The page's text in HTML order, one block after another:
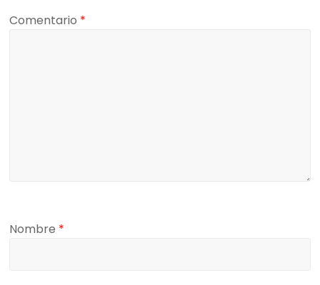
Comentario *
Nombre *